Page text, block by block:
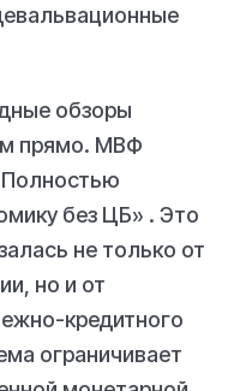
обзоры
прямо. МВФ
без ЦБ» . Это
не только от
но и от
кредитного
ограничивает